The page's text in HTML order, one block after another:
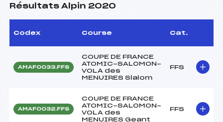
Résultats Alpin 2020
Codex Course Cat.
AMAF0033.FFS
COUPE DE FRANCE
ATOMIC-SALOMON-
VOLA des
MENUIRES Slalom
FFS
AMAF0032.FFS
COUPE DE FRANCE
ATOMIC-SALOMON-
VOLA des
MENUIRES Geant
FFS